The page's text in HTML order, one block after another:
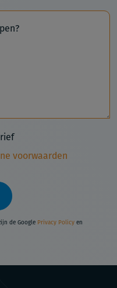
voorwaarden
de Google Privacy Policy en